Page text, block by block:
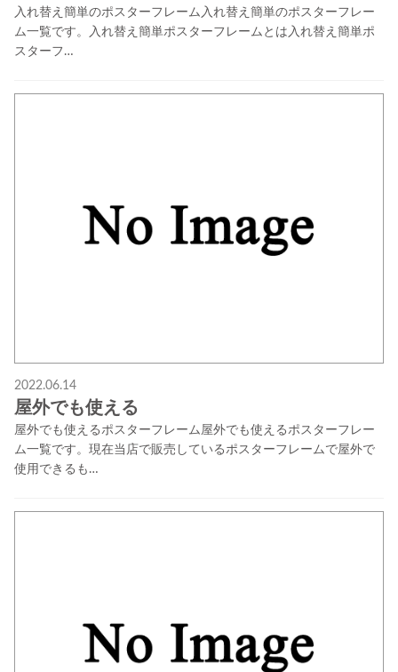
入れ替え簡単のポスターフレーム入れ替え簡単のポスターフレー
ム一覧です。入れ替え簡単ポスターフレームとは入れ替え簡単ポ
スターフ…
2022.06.14
屋外でも使える
屋外でも使えるポスターフレーム屋外でも使えるポスターフレー
ム一覧です。現在当店で販売しているポスターフレームで屋外で
使用できるも…